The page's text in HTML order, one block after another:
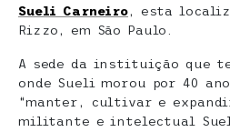
Sueli Carneiro, esta
Rizzo, em São Paulo.
A sede da instituição que
onde Sueli morou por 40
“manter, cultivar e
militante e intelectual